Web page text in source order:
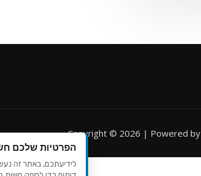
Copyright © 2026 | Powered by
הפרטיות שלכם